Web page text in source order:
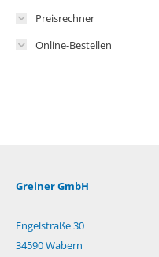
Preisrechner
Online-Bestellen
Greiner GmbH
Engelstraße 30
34590 Wabern